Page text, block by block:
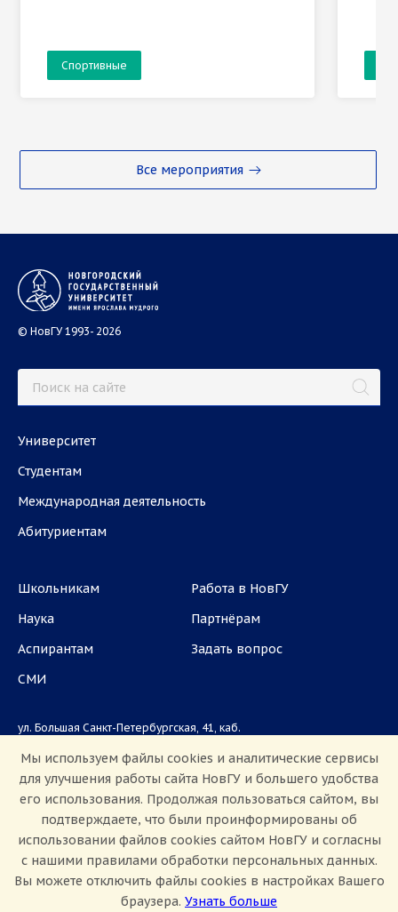
Все мероприятия
Спортивные
© НовГУ 1993- 2026
Университет
Студентам
Международная деятельность
Абитуриентам
Школьникам
Наука
Аспирантам
СМИ
Работа в НовГУ
Партнёрам
Задать вопрос
ул. Большая Санкт-Петербургская, 41, каб.
Приемная комиссия: +7(8162)33-20-44
Мы используем файлы cookies и аналитические сервисы
для улучшения работы сайта НовГУ и большего удобства
его использования. Продолжая пользоваться сайтом, вы
подтверждаете, что были проинформированы об
использовании файлов cookies сайтом НовГУ и согласны
с нашими правилами обработки персональных данных.
Вы можете отключить файлы cookies в настройках Вашего
браузера. Узнать больше